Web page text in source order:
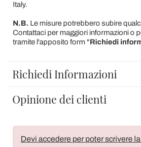
Italy.
N.B. Le misure potrebbero subire
Contattaci per maggiori informazioni o
tramite l'apposito form "Richiedi
Richiedi Informazioni
Opinione dei clienti
Devi accedere per poter scrivere